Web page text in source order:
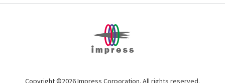
俺のメルカリ
Copyright ©2026 Impress Corporation. All rights reserved.